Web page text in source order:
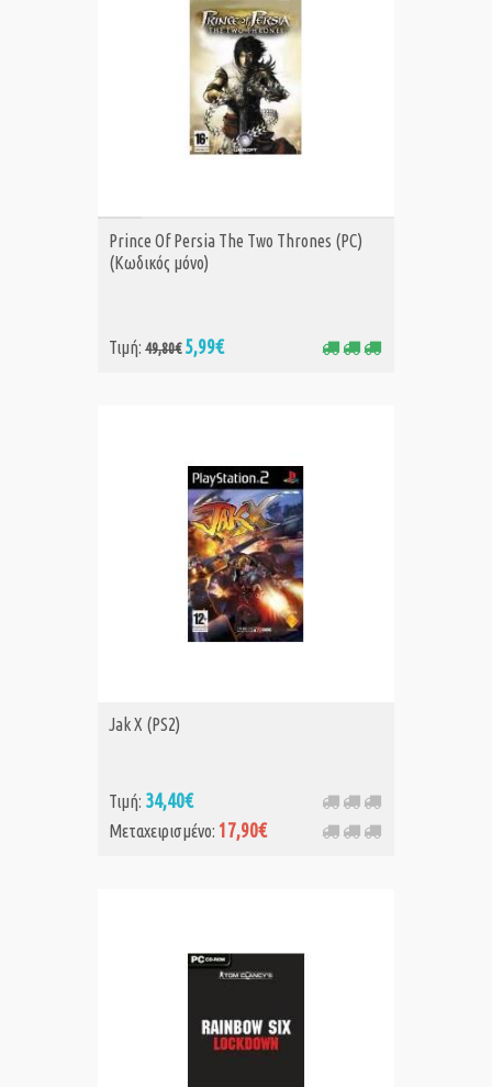
ΑΓΟΡΑ
Prince Of Persia The Two Thrones (PC)
(Κωδικός μόνο)
Τιμή: 49,80€ 5,99€
Jak X (PS2)
Τιμή: 34,40€
Μεταχειρισμένο: 17,90€